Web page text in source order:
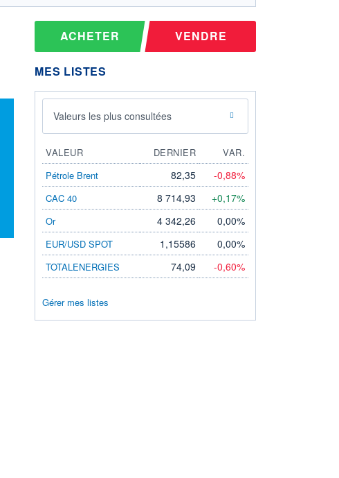
ACHETER VENDRE
MES LISTES
Valeurs les plus consultées
VALEUR DERNIER
VAR.
Pétrole Brent
82,35 -0,88%
CAC 40 8 714,93 +0,17%
Or 4 342,26 0,00%
EUR/USD SPOT 1,15586 0,00%
TOTALENERGIES 74,09 -0,60%
Gérer mes listes